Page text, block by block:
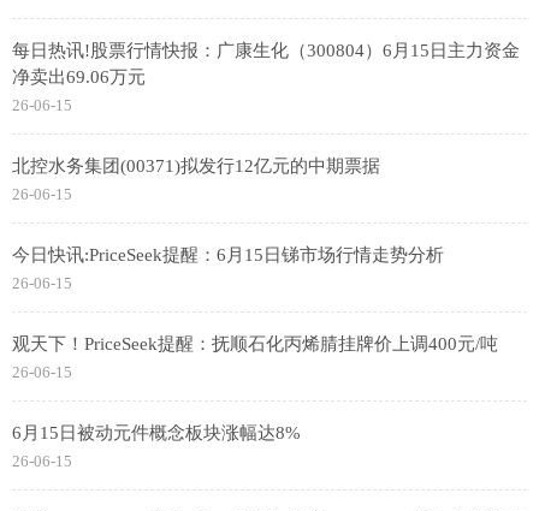
每日热讯!股票行情快报：广康生化（300804）6月15日主力资金
净卖出69.06万元
26-06-15
北控水务集团(00371)拟发行12亿元的中期票据
26-06-15
今日快讯:PriceSeek提醒：6月15日锑市场行情走势分析
26-06-15
观天下！PriceSeek提醒：抚顺石化丙烯腈挂牌价上调400元/吨
26-06-15
6月15日被动元件概念板块涨幅达8%
26-06-15